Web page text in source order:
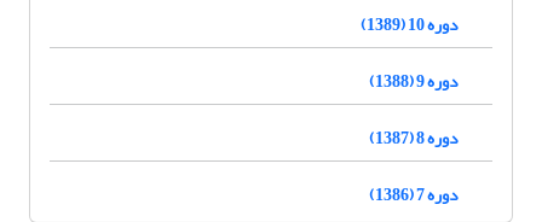
دوره 10 (1389)
دوره 9 (1388)
دوره 8 (1387)
دوره 7 (1386)